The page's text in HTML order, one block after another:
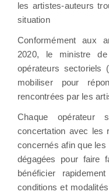
les artistes-auteurs
situation
Conformément aux
2020, le ministre
opérateurs
mobiliser pour
rencontrées par les
Chaque opérateur
concertation avec les
concernés afin que
dégagées pour faire
bénéficier
conditions et